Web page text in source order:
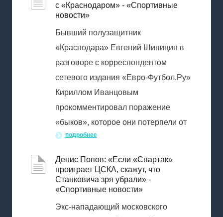
с «Краснодаром» - «Спортивные
новости»
Бывший полузащитник
«Краснодара» Евгений Шипицин в
разговоре с корреспондентом
сетевого издания «Евро-Футбол.Ру»
Кириллом Иванцовым
прокомментировал поражение
«быков», которое они потерпели от
подробнее
Денис Попов: «Если «Спартак»
проиграет ЦСКА, скажут, что
Станковича зря убрали» -
«Спортивные новости»
Экс-нападающий московского